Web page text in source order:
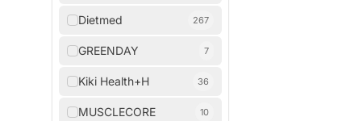
Dietmed 267
GREENDAY 7
Kiki Health+H 36
MUSCLECORE 10